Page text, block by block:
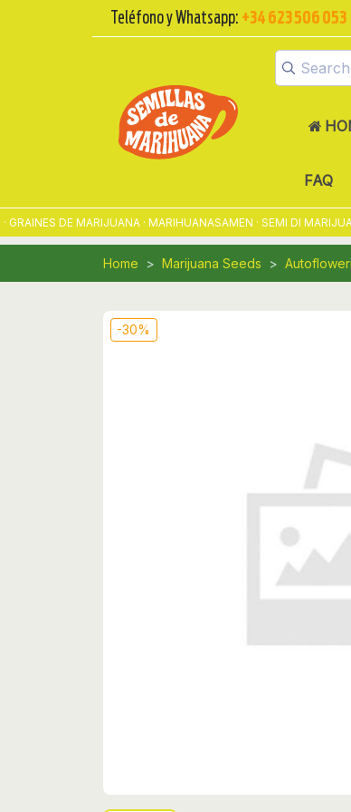
Teléfono y Whatsapp: +34 623 506 053
FAQ
DE MARIJUANA · MARIHUANASAMEN · SEMI DI
Home Marijuana Seeds
-30%